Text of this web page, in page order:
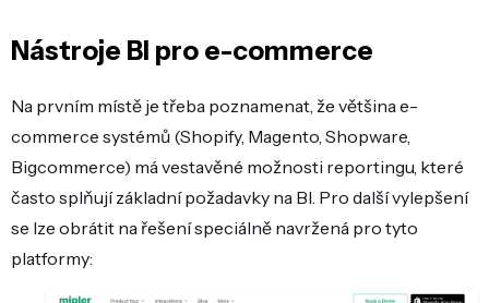
Nástroje BI pro e-commerce
Na prvním místě je třeba poznamenat, že většina e-
commerce systémů (Shopify, Magento, Shopware,
Bigcommerce) má vestavěné možnosti reportingu, které
často splňují základní požadavky na BI. Pro další vylepšení
se lze obrátit na řešení speciálně navržená pro tyto
platformy: